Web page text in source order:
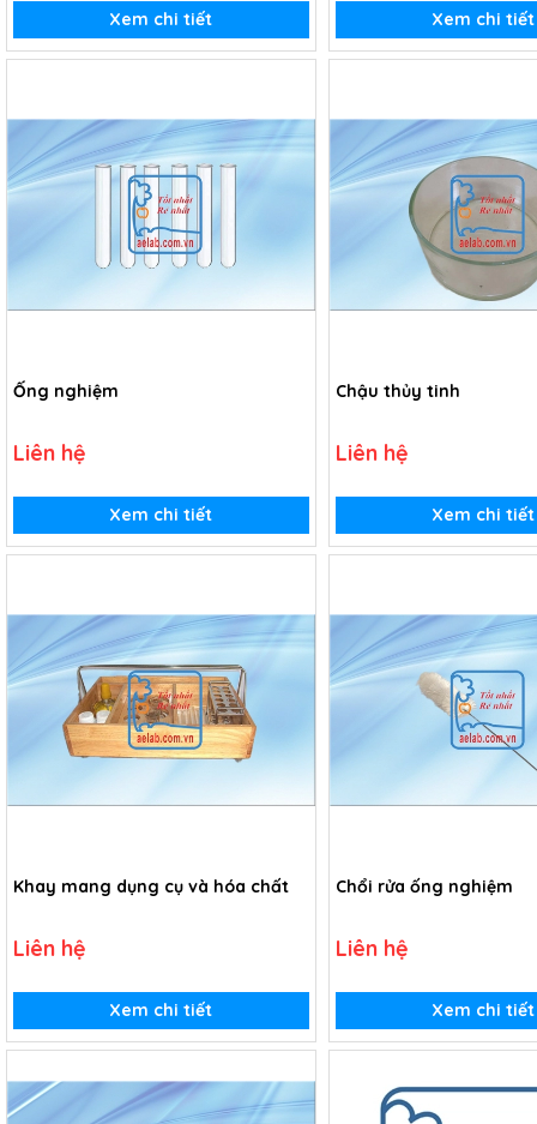
Xem chi tiết Xem chi tiết
Ống nghiệm
Liên hệ
Xem chi tiết
Chậu thủy tinh
Liên hệ
Xem chi tiết
Khay mang dụng cụ và hóa chất
Liên hệ
Xem chi tiết
Chổi rửa ống nghiệm
Liên hệ
Xem chi tiết